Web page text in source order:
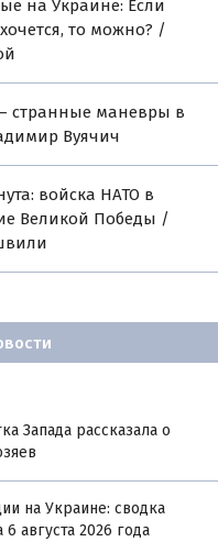
на Украине: Если
то можно? /
странные маневры в
Вуячич
войска НАТО в
Великой Победы /
Запада рассказала о
на Украине: сводка
августа 2026 года